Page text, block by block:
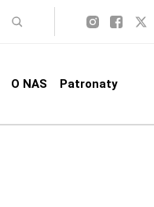
O NAS Patronaty